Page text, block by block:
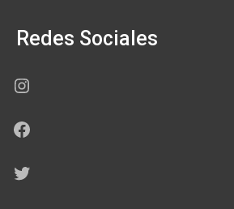
Redes Sociales
Instagram
Facebook
Twitter